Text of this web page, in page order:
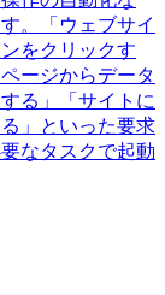
。「ウェブサイ
をクリックす
ージからデータ
る」「サイトに
」といった要求
なタスクで起動